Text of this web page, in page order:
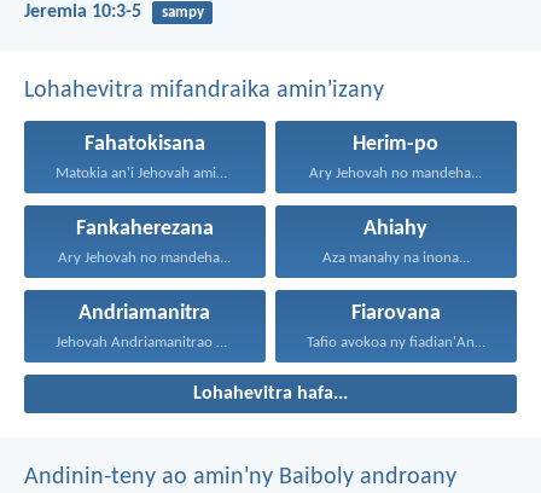
Jeremia 10:3-5 sampy
Lohahevitra mifandraika amin'izany
Fahatokisana
Matokia an'i Jehovah amin'ny...
Herim-po
Ary Jehovah no mandeha...
Fankaherezana
Ary Jehovah no mandeha...
Ahiahy
Aza manahy na inona...
Andriamanitra
Jehovah Andriamanitrao no ao...
Fiarovana
Tafio avokoa ny fiadian'Andriamanitra...
Lohahevitra hafa...
Andinin-teny ao amin'ny Baiboly androany